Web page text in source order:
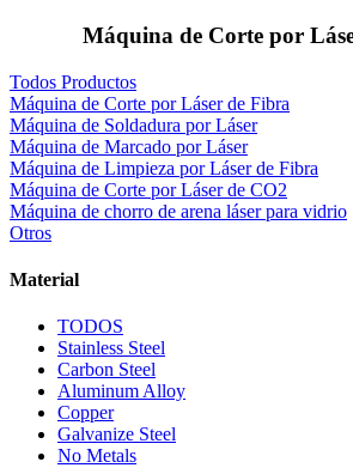
Máquina de Corte por
Todos Productos
Máquina de Corte por Láser de Fibra
Máquina de Soldadura por Láser
Máquina de Marcado por Láser
Máquina de Limpieza por Láser de Fibra
Máquina de Corte por Láser de CO2
Máquina de chorro de arena láser para vidrio
Otros
Material
TODOS
Stainless Steel
Carbon Steel
Aluminum Alloy
Copper
Galvanize Steel
No Metals